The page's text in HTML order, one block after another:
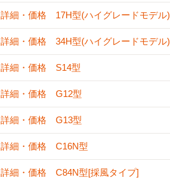
詳細・価格 17H型(ハイグレードモデル)
詳細・価格 34H型(ハイグレードモデル)
詳細・価格 S14型
詳細・価格 G12型
詳細・価格 G13型
詳細・価格 C16N型
詳細・価格 C84N型[採風タイプ]